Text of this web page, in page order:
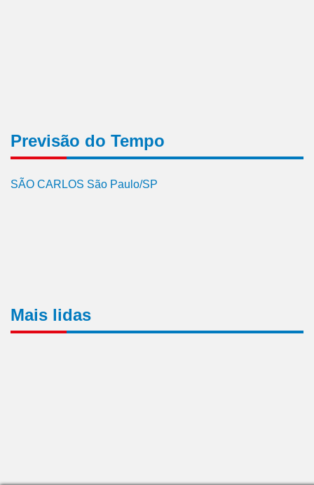
Previsão do Tempo
SÃO CARLOS São Paulo/SP
Mais lidas